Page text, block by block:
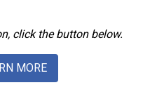
click the button below.
MORE